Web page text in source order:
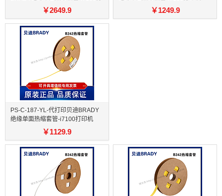
￥2649.9 ￥1249.9
PS-C-187-YL-代打印贝迪BRADY
绝缘单面热缩套管-i7100打印机
￥1129.9